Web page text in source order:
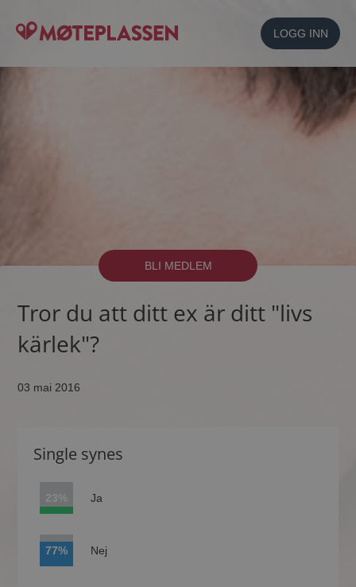
LOGG INN
BLI MEDLEM
Tror du att ditt ex är ditt "livs
kärlek"?
03 mai 2016
Single synes
23% Ja
77% Nej